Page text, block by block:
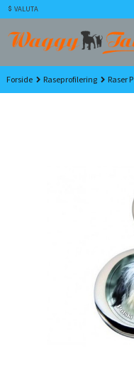
Gå
til
innholdet
VALUTA
Forside Raseprofilering Raser P